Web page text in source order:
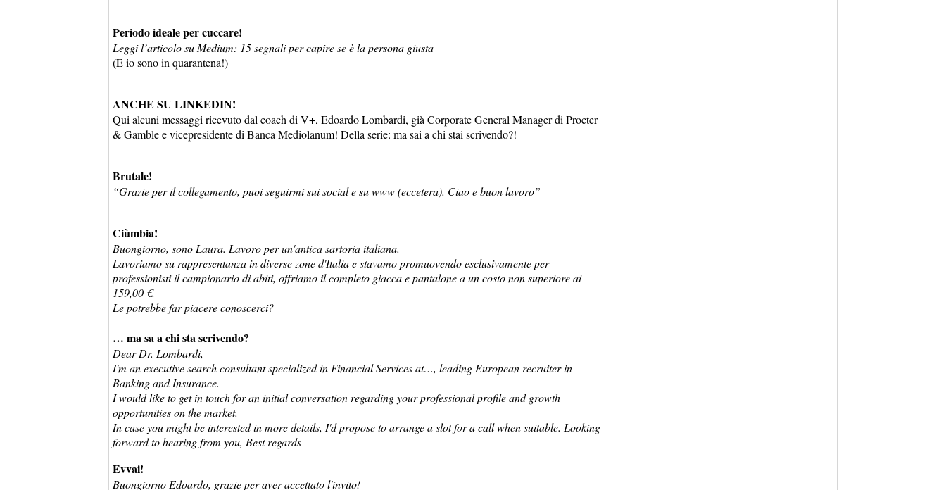
Periodo ideale per cuccare!
Leggi l’articolo su Medium: 15 segnali per capire se è la persona giusta
(E io sono in quarantena!)
ANCHE SU LINKEDIN!
Qui alcuni messaggi ricevuto dal coach di V+, Edoardo Lombardi, già Corporate General Manager di Procter
& Gamble e vicepresidente di Banca Mediolanum! Della serie: ma sai a chi stai scrivendo?!
Brutale!
“Grazie per il collegamento, puoi seguirmi sui social e su www (eccetera). Ciao e buon lavoro”
Ciùmbia!
Buongiorno, sono Laura. Lavoro per un'antica sartoria italiana.
Lavoriamo su rappresentanza in diverse zone d'Italia e stavamo promuovendo esclusivamente per
professionisti il campionario di abiti, offriamo il completo giacca e pantalone a un costo non superiore ai
159,00 €.
Le potrebbe far piacere conoscerci?
… ma sa a chi sta scrivendo?
Dear Dr. Lombardi,
I'm an executive search consultant specialized in Financial Services at…, leading European recruiter in
Banking and Insurance.
I would like to get in touch for an initial conversation regarding your professional profile and growth
opportunities on the market.
In case you might be interested in more details, I'd propose to arrange a slot for a call when suitable. Looking
forward to hearing from you, Best regards
Evvai!
Buongiorno Edoardo, grazie per aver accettato l'invito!